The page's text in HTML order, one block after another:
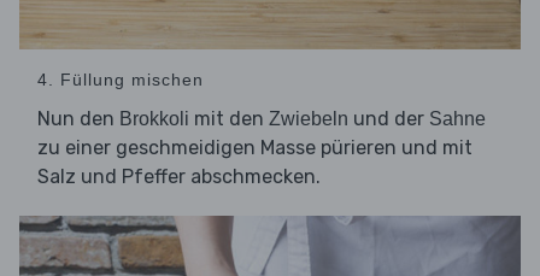
4. Füllung mischen
Nun den Brokkoli mit den Zwiebeln und der Sahne
zu einer geschmeidigen Masse pürieren und mit
Salz und Pfeffer abschmecken.